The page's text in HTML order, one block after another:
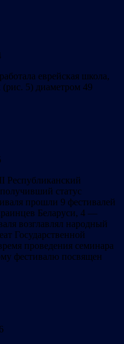
еврейская школа,
5) диаметром 49
статус
прошли 9 фестивалей
Беларуси, 4 —
возглавлял народный
Государственной
проведения семинара
фестивалю посвящен